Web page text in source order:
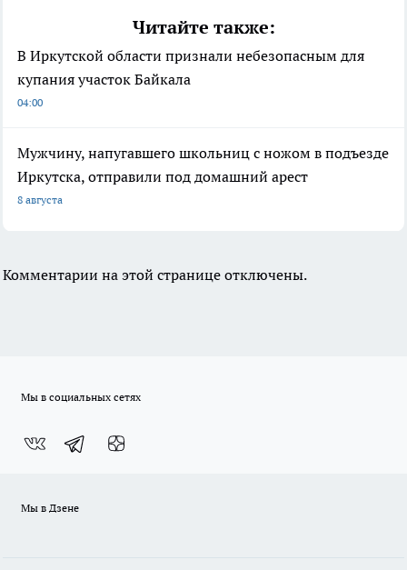
Читайте также:
В Иркутской области признали небезопасным для
купания участок Байкала
04:00
Мужчину, напугавшего школьниц с ножом в подъезде
Иркутска, отправили под домашний арест
8 августа
Комментарии на этой странице отключены.
Мы в социальных сетях
Мы в Дзене